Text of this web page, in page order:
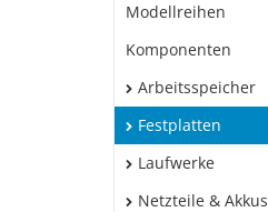
Modellreihen
Komponenten
Arbeitsspeicher
Festplatten
Laufwerke
Netzteile & Akkus